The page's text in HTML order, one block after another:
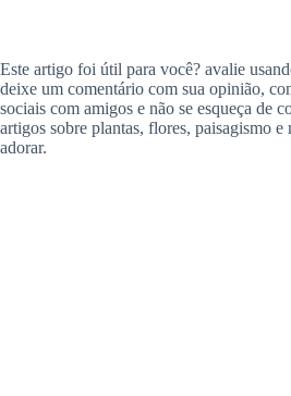
Este artigo foi útil para você? avalie
deixe um comentário com sua opinião,
sociais com amigos e não se esqueça de
artigos sobre plantas, flores, paisagismo
adorar.